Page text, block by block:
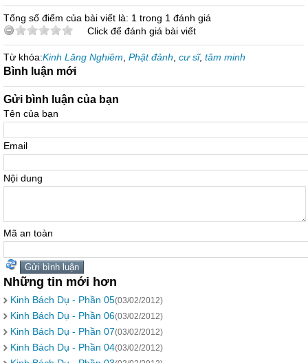
Tổng số điểm của bài viết là: 1 trong 1 đánh giá
Click để đánh giá bài viết
Từ khóa:Kinh Lăng Nghiêm Phật đảnh cư sĩ, tâm minh
Bình luận mới
Gửi bình luận của bạn
Tên của bạn
Email
Nội dung
Mã an toàn
Những tin mới hơn
Kinh Bách Dụ - Phần 05(03/02/2012)
Kinh Bách Dụ - Phần 06(03/02/2012)
Kinh Bách Dụ - Phần 07(03/02/2012)
Kinh Bách Dụ - Phần 04(03/02/2012)